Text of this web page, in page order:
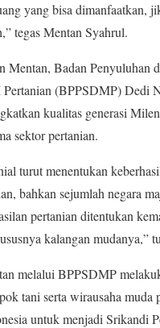
yang bisa dimanfaatkan,
tegas Mentan Syahrul.
Mentan, Badan Penyuluhan
(BPPSDMP) Dedi
kualitas generasi
sektor pertanian.
turut menentukan
bahkan sejumlah negara
pertanian ditentukan
kalangan mudanya,”
melalui BPPSDMP
tani serta wirausaha muda
untuk menjadi Srikandi